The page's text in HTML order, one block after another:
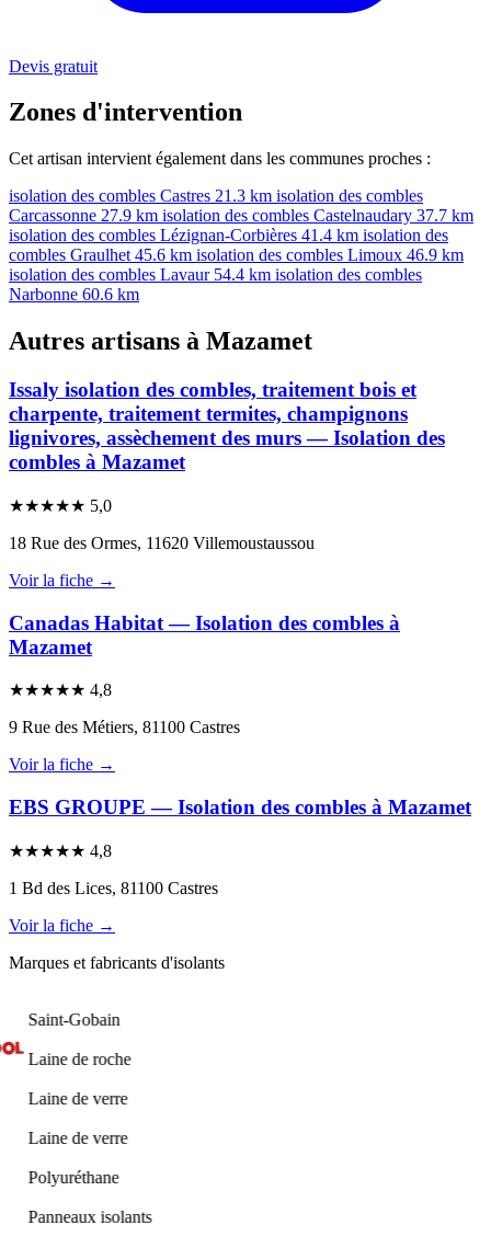
Devis gratuit
Zones d'intervention
Cet artisan intervient également dans les communes proches :
isolation des combles Castres 21.3 km isolation des combles
Carcassonne 27.9 km isolation des combles Castelnaudary 37.7 km
isolation des combles Lézignan-Corbières 41.4 km isolation des
combles Graulhet 45.6 km isolation des combles Limoux 46.9 km
isolation des combles Lavaur 54.4 km isolation des combles
Narbonne 60.6 km
Autres artisans à Mazamet
Issaly isolation des combles, traitement bois et
charpente, traitement termites, champignons
lignivores, assèchement des murs — Isolation des
combles à Mazamet
★★★★★ 5,0
18 Rue des Ormes, 11620 Villemoustaussou
Voir la fiche →
Canadas Habitat — Isolation des combles à
Mazamet
★★★★★ 4,8
9 Rue des Métiers, 81100 Castres
Voir la fiche →
EBS GROUPE — Isolation des combles à Mazamet
★★★★★ 4,8
1 Bd des Lices, 81100 Castres
Voir la fiche →
Marques et fabricants d'isolants
Saint-Gobain
Laine de roche
Laine de verre
Laine de verre
Polyuréthane
Panneaux isolants